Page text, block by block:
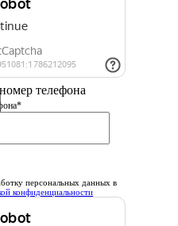
телефона
персональных данных в
конфиденциальности